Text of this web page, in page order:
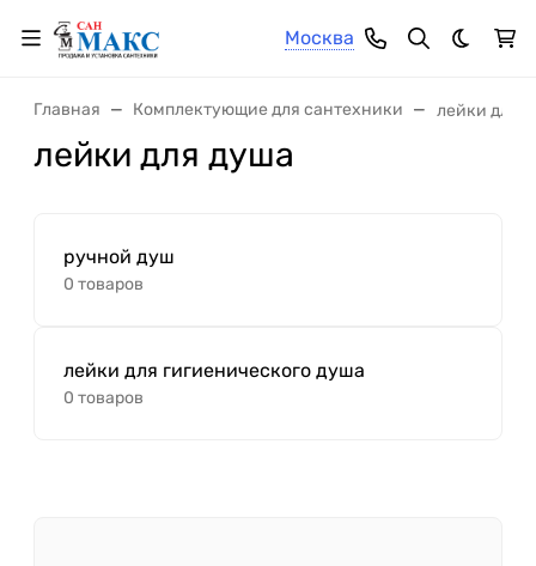
Москва
Темная
Главная Комплектующие для сантехники лейки для
лейки для душа
ручной душ
0 товаров
лейки для гигиенического душа
0 товаров